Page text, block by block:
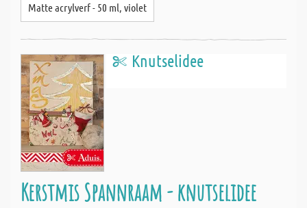
Matte acrylverf - 50 ml, violet
Knutselidee
Kerstmis Spannraam - knutselidee